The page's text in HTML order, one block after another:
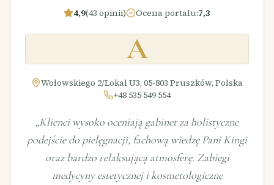
4,9(43 opinii) Ocena portalu:7,3
A
Wołowskiego 2/Lokal U3, 05-803 Pruszków, Polska
+48 535 549 554
„Klienci wysoko oceniają gabinet za holistyczne
podejście do pielęgnacji, fachową wiedzę Pani Kingi
oraz bardzo relaksującą atmosferę. Zabiegi
medycyny estetycznej i kosmetologiczne